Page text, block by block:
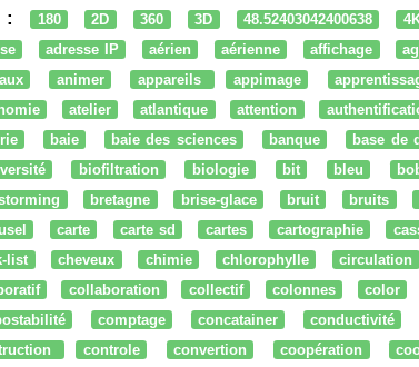
: 180 2D 360 3D 48.52403042400638
adresse IP aérien aérienne affichage
animer appareils appimage
atelier atlantique attention
baie baie des sciences banque base de
biofiltration biologie bit bleu
bretagne brise-glace bruit bruits
carte carte sd cartes cartographie
list
cheveux chimie chlorophylle circulation
collaboration collectif colonnes color
comptage concatainer conductivité
controle convertion coopération